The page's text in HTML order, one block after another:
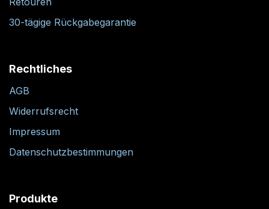
30-tägige Rückgabegarantie
Rechtliches
AGB
Widerrufsrecht
Impressum
Datenschutzbestimmungen
Produkte